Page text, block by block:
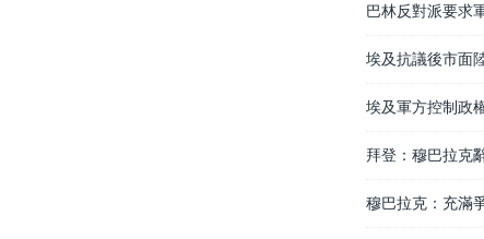
巴林反對派要求
埃及抗議後市面
埃及軍方控制政
拜登：穆巴拉克
穆巴拉克：充滿